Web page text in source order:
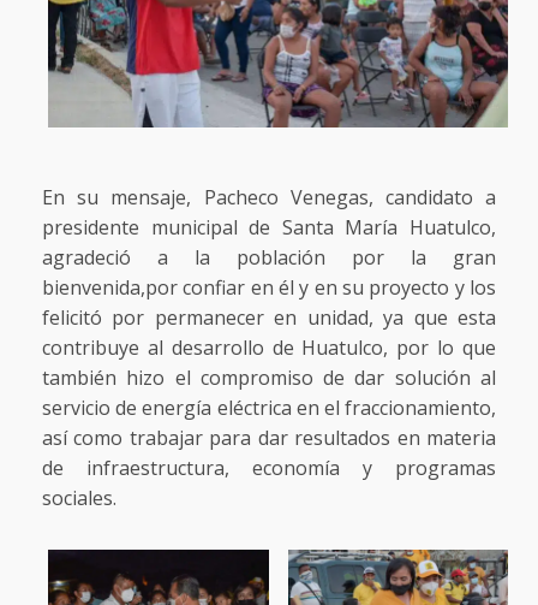
En su mensaje, Pacheco Venegas, candidato a
presidente municipal de Santa María Huatulco,
agradeció a la población por la gran
bienvenida,por confiar en él y en su proyecto y los
felicitó por permanecer en unidad, ya que esta
contribuye al desarrollo de Huatulco, por lo que
también hizo el compromiso de dar solución al
servicio de energía eléctrica en el fraccionamiento,
así como trabajar para dar resultados en materia
de infraestructura, economía y programas
sociales.